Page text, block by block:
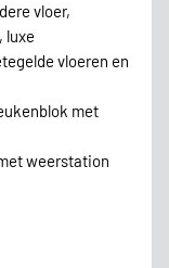
vloer,
luxe
vloeren en
met
weerstation